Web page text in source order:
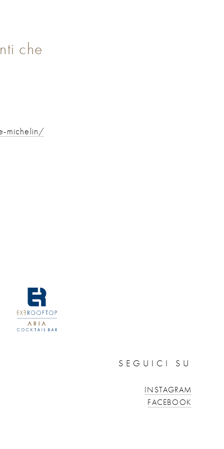
che
michelin/
SEGUICI SU
INSTAGRAM
FACEBOOK